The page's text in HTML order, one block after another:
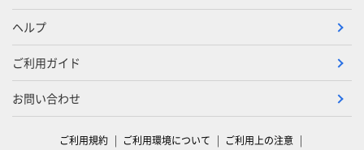
ヘルプ
ご利用ガイド
お問い合わせ
ご利用規約 ご利用環境について
ご利用上の注意